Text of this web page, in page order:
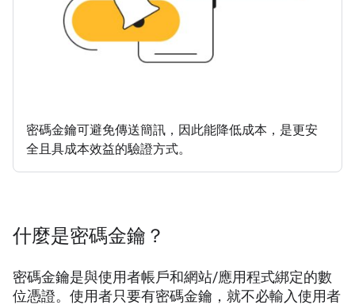
密碼金鑰可避免傳送簡訊，因此能降低成本，是更安
全且具成本效益的驗證方式。
什麼是密碼金鑰？
密碼金鑰是與使用者帳戶和網站/應用程式綁定的數
位憑證。使用者只要有密碼金鑰，就不必輸入使用者